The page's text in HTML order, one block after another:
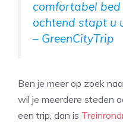
comfortabel bed
ochtend stapt u
– GreenCityTrip
Ben je meer op zoek
wil je meerdere steden
een trip, dan is